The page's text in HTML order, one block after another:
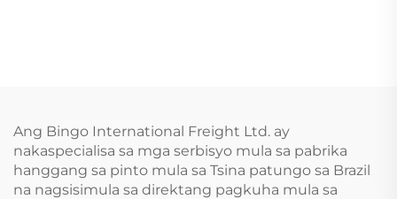
Ang Bingo International Freight Ltd. ay
nakaspecialisa sa mga serbisyo mula sa pabrika
hanggang sa pinto mula sa Tsina patungo sa Brazil
na nagsisimula sa direktang pagkuha mula sa